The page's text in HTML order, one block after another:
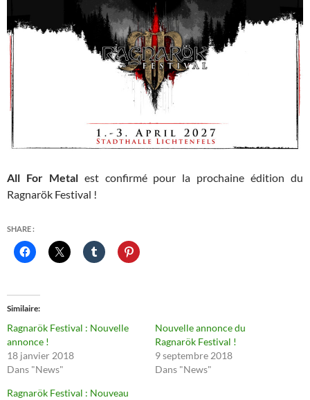
All For Metalest confirmé pour la prochaine édition du
Ragnarök Festival !
SHARE :
Similaire
Ragnarök Festival : Nouvelle
annonce !
18 janvier 2018
Dans "News"
Nouvelle annonce du
Ragnarök Festival !
9 septembre 2018
Dans "News"
Ragnarök Festival : Nouveau